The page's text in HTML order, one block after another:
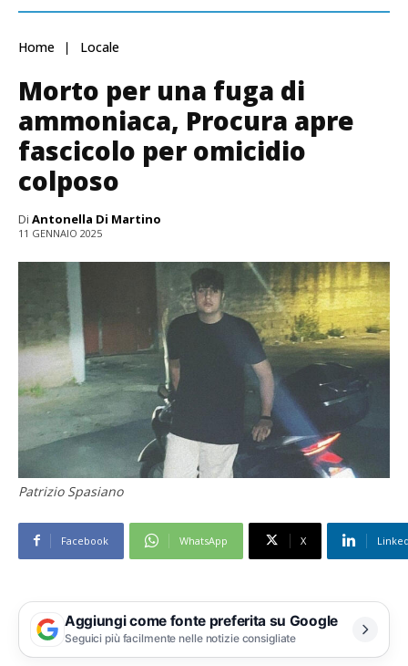
Home Locale
Morto per una fuga di
ammoniaca, Procura apre
fascicolo per omicidio
colposo
Di Antonella Di Martino
11 GENNAIO 2025
Patrizio Spasiano
Facebook WhatsApp X
Aggiungi come fonte preferita su Google
Seguici più facilmente nelle notizie consigliate